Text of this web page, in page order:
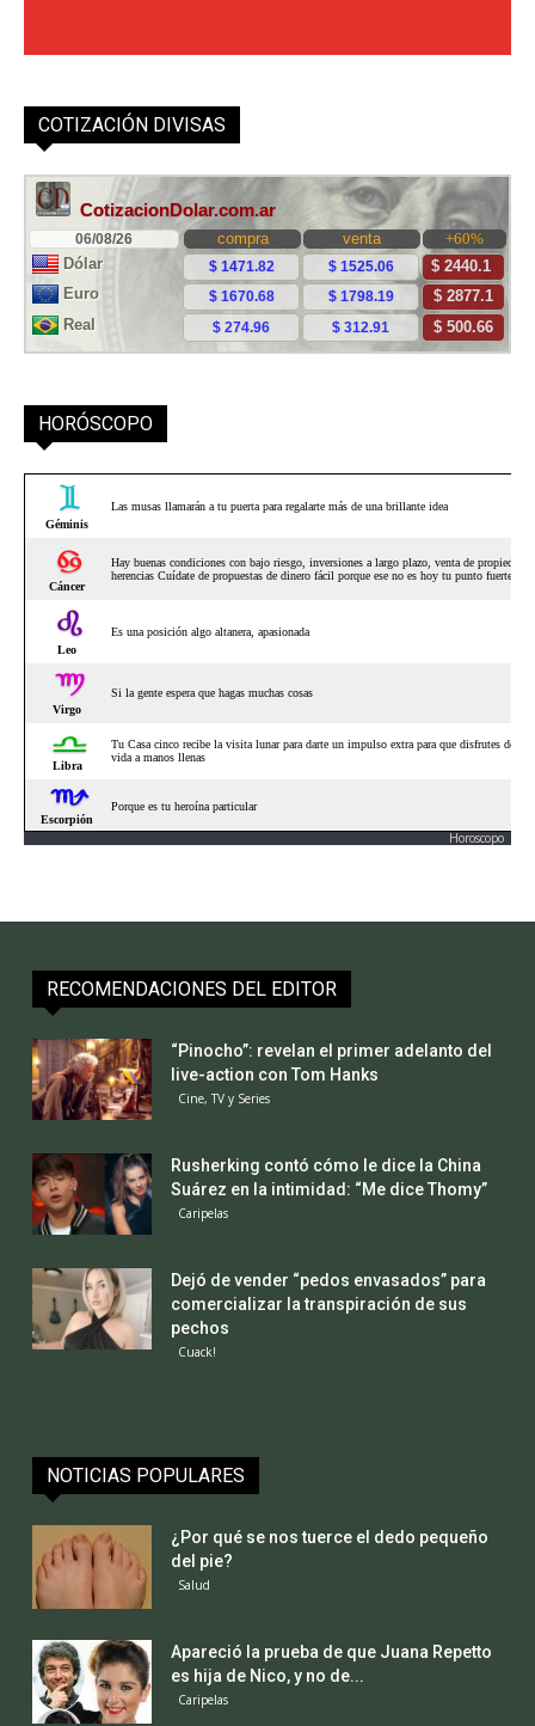
COTIZACIÓN DIVISAS
HORÓSCOPO
Horoscopo
RECOMENDACIONES DEL EDITOR
“Pinocho”: revelan el primer adelanto del
live-action con Tom Hanks
Cine, TV y Series
Rusherking contó cómo le dice la China
Suárez en la intimidad: “Me dice Thomy”
Caripelas
Dejó de vender “pedos envasados” para
comercializar la transpiración de sus
pechos
Cuack!
NOTICIAS POPULARES
¿Por qué se nos tuerce el dedo pequeño
del pie?
Salud
Apareció la prueba de que Juana Repetto
es hija de Nico, y no de...
Caripelas